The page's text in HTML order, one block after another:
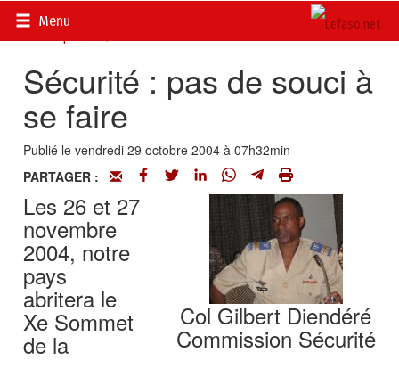
Menu
Accueil>
Sécurité : pas de souci à
se faire
Publié le vendredi 29 octobre 2004 à 07h32min
PARTAGER :
Col Gilbert Diendéré
Commission Sécurité
Les 26 et 27
novembre
2004, notre
pays
abritera le
Xe Sommet
de la